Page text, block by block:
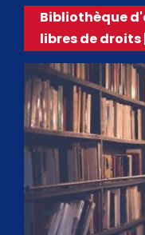
Bibliothèque
libres de droits